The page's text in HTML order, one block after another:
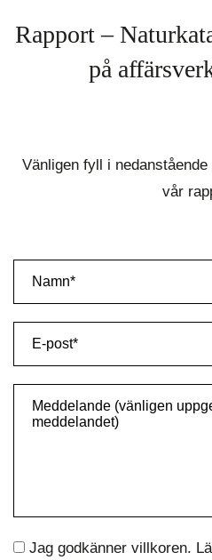
Rapport –
på
Vänligen fyll i
vår
Jag godkänner villkoren.